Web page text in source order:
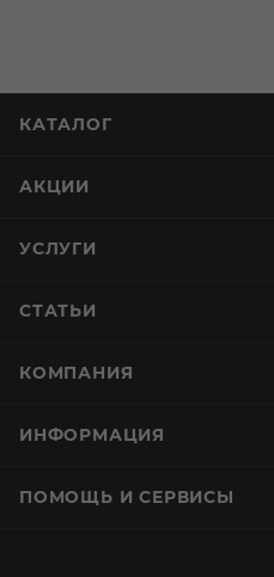
КАТАЛОГ
АКЦИИ
УСЛУГИ
СТАТЬИ
КОМПАНИЯ
ИНФОРМАЦИЯ
ПОМОЩЬ И СЕРВИСЫ